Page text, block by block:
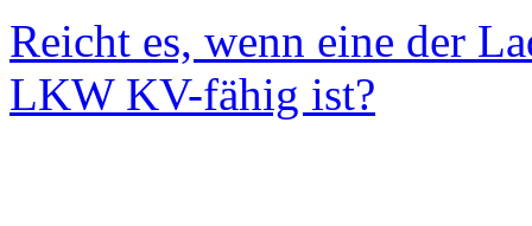
Reicht es, wenn eine der
LKW KV-fähig ist?